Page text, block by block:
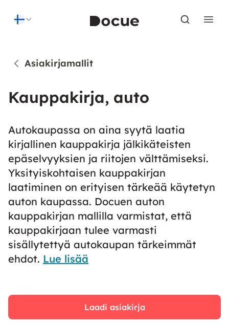
Asiakirjamallit
Kauppakirja, auto
Autokaupassa on aina syytä laatia
kirjallinen kauppakirja jälkikäteisten
epäselvyyksien ja riitojen välttämiseksi.
Yksityiskohtaisen kauppakirjan
laatiminen on erityisen tärkeää käytetyn
auton kaupassa. Docuen auton
kauppakirjan mallilla varmistat, että
kauppakirjaan tulee varmasti
sisällytettyä autokaupan tärkeimmät
ehdot. Lue lisää
Laadi asiakirja